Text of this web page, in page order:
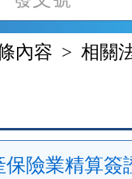
內容 相關
保險業精算簽